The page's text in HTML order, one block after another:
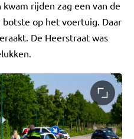
rijden zag een van de
op het voertuig. Daar
De Heerstraat was